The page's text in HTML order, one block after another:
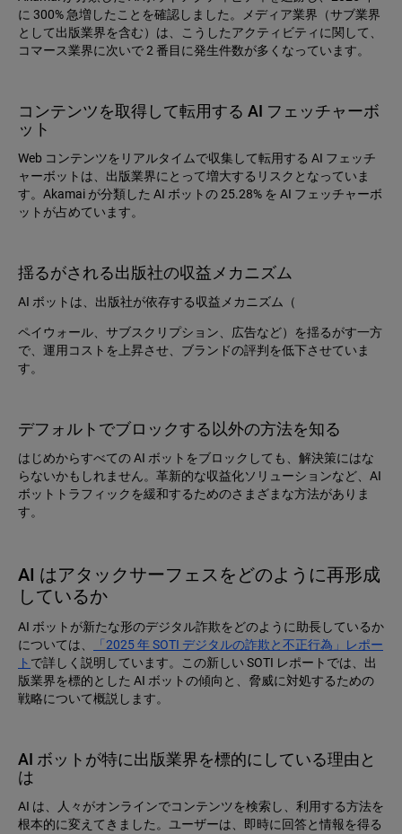
に 300% 急増したことを確認しました。メディア業界（サブ業界
として出版業界を含む）は、こうしたアクティビティに関して、
コマース業界に次いで 2 番目に発生件数が多くなっています。
コンテンツを取得して転用する AI フェッチャーボ
ット
Web コンテンツをリアルタイムで収集して転用する AI フェッチ
ャーボットは、出版業界にとって増大するリスクとなっていま
す。Akamai が分類した AI ボットの 25.28% を AI フェッチャーボ
ットが占めています。
揺るがされる出版社の収益メカニズム
AI ボットは、出版社が依存する収益メカニズム（
ペイウォール、サブスクリプション、広告など）を揺るがす一方
で、運用コストを上昇させ、ブランドの評判を低下させていま
す。
デフォルトでブロックする以外の方法を知る
はじめからすべての AI ボットをブロックしても、解決策にはな
らないかもしれません。革新的な収益化ソリューションなど、AI
ボットトラフィックを緩和するためのさまざまな方法がありま
す。
AI はアタックサーフェスをどのように再形成
しているか
AI ボットが新たな形のデジタル詐欺をどのように助長しているか
については、
「2025 年 SOTI デジタルの詐欺と不正行為」レポー
ト で詳しく説明しています。この新しい SOTI レポートでは、出
版業界を標的とした AI ボットの傾向と、脅威に対処するための
戦略について概説します。
AI ボットが特に出版業界を標的にしている理由と
は
AI は、人々がオンラインでコンテンツを検索し、利用する方法を
根本的に変えてきました。ユーザーは、即時に回答と情報を得る